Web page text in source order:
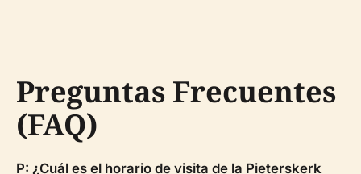
Preguntas Frecuentes
(FAQ)
P: ¿Cuál es el horario de visita de la Pieterskerk